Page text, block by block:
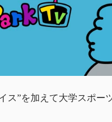
ス”を加えて大学スポー